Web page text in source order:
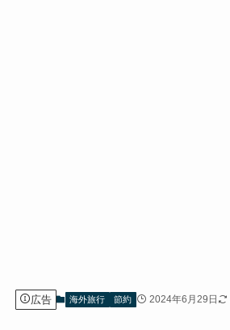
広告 海外旅行 節約 2024年6月29日